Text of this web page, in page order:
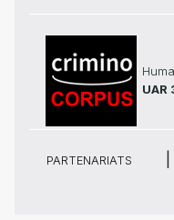
UAR
PARTENARIATS